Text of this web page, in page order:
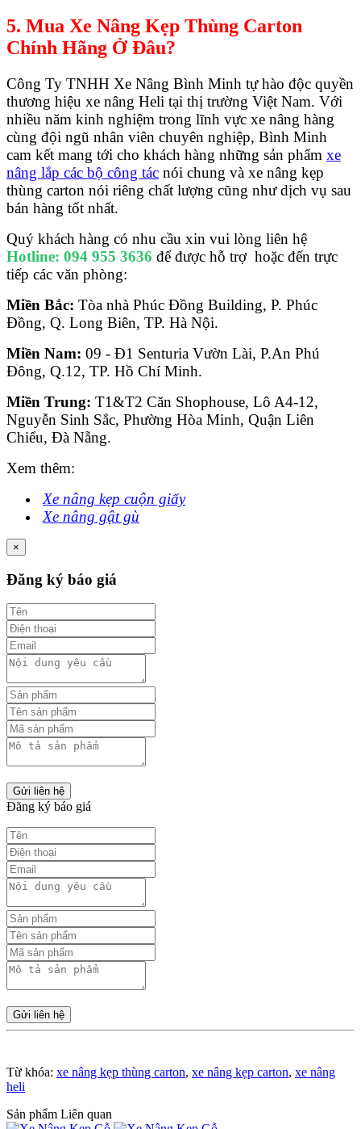
5. Mua Xe Nâng Kẹp Thùng Carton
Chính Hãng Ở Đâu?
Công Ty TNHH Xe Nâng Bình Minh tự hào độc quyền
thương hiệu xe nâng Heli tại thị trường Việt Nam. Với
nhiều năm kinh nghiệm trong lĩnh vực xe nâng hàng
cùng đội ngũ nhân viên chuyên nghiệp, Bình Minh
cam kết mang tới cho khách hàng những sản phẩm xe
nâng lắp các bộ công tác nói chung và xe nâng kẹp
thùng carton nói riêng chất lượng cũng như dịch vụ sau
bán hàng tốt nhất.
Quý khách hàng có nhu cầu xin vui lòng liên hệ
Hotline: 094 955 3636 để được hỗ trợ hoặc đến trực
tiếp các văn phòng:
Miền Bắc: Tòa nhà Phúc Đồng Building, P. Phúc
Đồng, Q. Long Biên, TP. Hà Nội.
Miền Nam: 09 - Đ1 Senturia Vườn Lài, P.An Phú
Đông, Q.12, TP. Hồ Chí Minh.
Miền Trung: T1&T2 Căn Shophouse, Lô A4-12,
Nguyễn Sinh Sắc, Phường Hòa Minh, Quận Liên
Chiểu, Đà Nẵng.
Xem thêm:
Xe nâng kẹp cuộn giấy
Xe nâng gật gù
×
Đăng ký báo giá
Gửi liên hệ
Đăng ký báo giá
Gửi liên hệ
Từ khóa: xe nâng kẹp thùng carton, xe nâng kẹp carton, xe nâng
heli
Sản phẩm Liên quan